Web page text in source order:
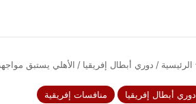
الرئيسية / دوري أبطال إفريقيا / الأهلي يستبق
دوري أبطال إفريقيا منافسات إفريقية